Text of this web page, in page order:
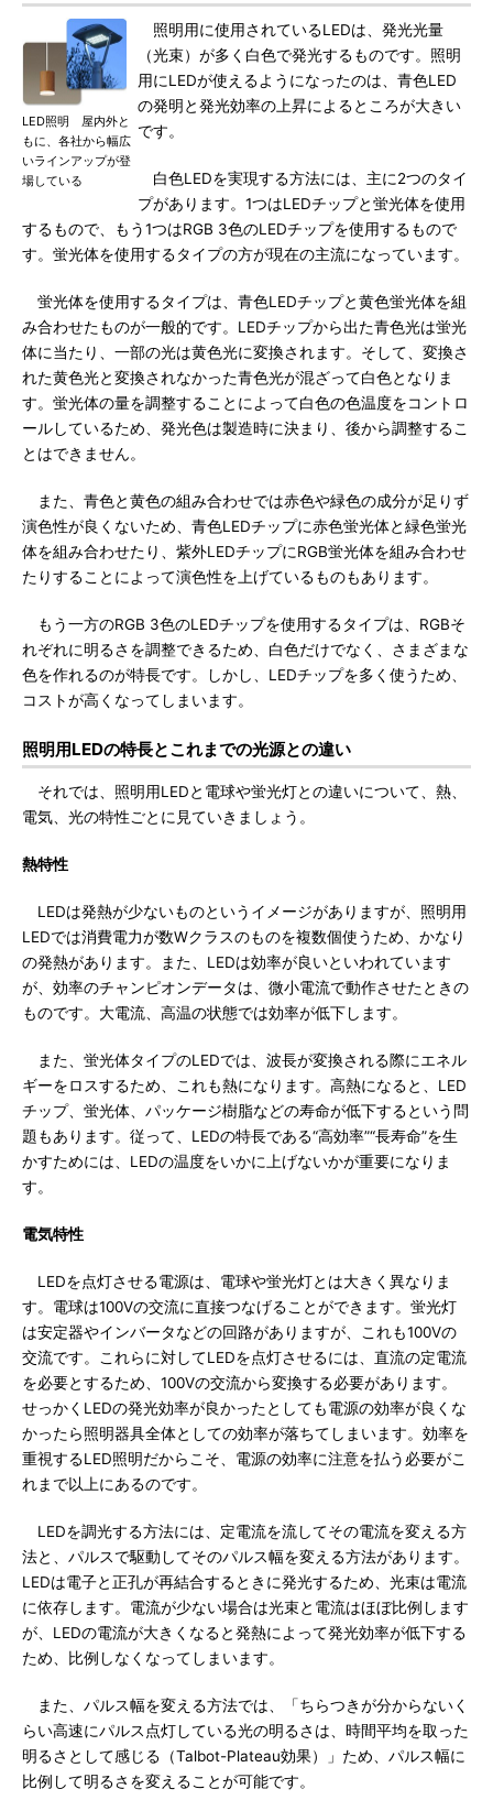
LED照明 屋内外と
もに、各社から幅広
いラインアップが登
場している
照明用に使用されているLEDは、発光光量
（光束）が多く白色で発光するものです。照明
用にLEDが使えるようになったのは、青色LED
の発明と発光効率の上昇によるところが大きい
です。
白色LEDを実現する方法には、主に2つのタイ
プがあります。1つはLEDチップと蛍光体を使用
するもので、もう1つはRGB 3色のLEDチップを使用するもので
す。蛍光体を使用するタイプの方が現在の主流になっています。
蛍光体を使用するタイプは、青色LEDチップと黄色蛍光体を組
み合わせたものが一般的です。LEDチップから出た青色光は蛍光
体に当たり、一部の光は黄色光に変換されます。そして、変換さ
れた黄色光と変換されなかった青色光が混ざって白色となりま
す。蛍光体の量を調整することによって白色の色温度をコントロ
ールしているため、発光色は製造時に決まり、後から調整するこ
とはできません。
また、青色と黄色の組み合わせでは赤色や緑色の成分が足りず
演色性が良くないため、青色LEDチップに赤色蛍光体と緑色蛍光
体を組み合わせたり、紫外LEDチップにRGB蛍光体を組み合わせ
たりすることによって演色性を上げているものもあります。
もう一方のRGB 3色のLEDチップを使用するタイプは、RGBそ
れぞれに明るさを調整できるため、白色だけでなく、さまざまな
色を作れるのが特長です。しかし、LEDチップを多く使うため、
コストが高くなってしまいます。
照明用LEDの特長とこれまでの光源との違い
それでは、照明用LEDと電球や蛍光灯との違いについて、熱、
電気、光の特性ごとに見ていきましょう。
熱特性
LEDは発熱が少ないものというイメージがありますが、照明用
LEDでは消費電力が数Wクラスのものを複数個使うため、かなり
の発熱があります。また、LEDは効率が良いといわれています
が、効率のチャンピオンデータは、微小電流で動作させたときの
ものです。大電流、高温の状態では効率が低下します。
また、蛍光体タイプのLEDでは、波長が変換される際にエネル
ギーをロスするため、これも熱になります。高熱になると、LED
チップ、蛍光体、パッケージ樹脂などの寿命が低下するという問
題もあります。従って、LEDの特長である“高効率”“長寿命”を生
かすためには、LEDの温度をいかに上げないかが重要になりま
す。
電気特性
LEDを点灯させる電源は、電球や蛍光灯とは大きく異なりま
す。電球は100Vの交流に直接つなげることができます。蛍光灯
は安定器やインバータなどの回路がありますが、これも100Vの
交流です。これらに対してLEDを点灯させるには、直流の定電流
を必要とするため、100Vの交流から変換する必要があります。
せっかくLEDの発光効率が良かったとしても電源の効率が良くな
かったら照明器具全体としての効率が落ちてしまいます。効率を
重視するLED照明だからこそ、電源の効率に注意を払う必要がこ
れまで以上にあるのです。
LEDを調光する方法には、定電流を流してその電流を変える方
法と、パルスで駆動してそのパルス幅を変える方法があります。
LEDは電子と正孔が再結合するときに発光するため、光束は電流
に依存します。電流が少ない場合は光束と電流はほぼ比例します
が、LEDの電流が大きくなると発熱によって発光効率が低下する
ため、比例しなくなってしまいます。
また、パルス幅を変える方法では、「ちらつきが分からないく
らい高速にパルス点灯している光の明るさは、時間平均を取った
明るさとして感じる（Talbot-Plateau効果）」ため、パルス幅に
比例して明るさを変えることが可能です。